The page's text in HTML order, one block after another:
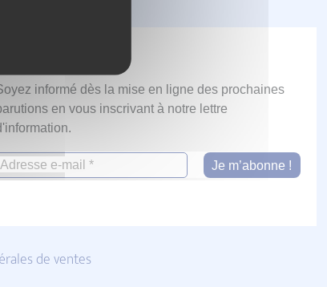
informé dès la mise en ligne des prochaines
en vous inscrivant à notre lettre
de ventes